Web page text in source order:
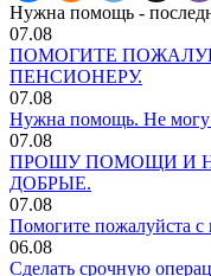
Нужна помощь -
07.08
ПОМОГИТЕ
ПЕНСИОНЕРУ.
07.08
Нужна помощь. Не могу
07.08
ПРОШУ ПОМОЩИ И
ДОБРЫЕ.
07.08
Помогите пожалуйста с
06.08
Сделать срочную